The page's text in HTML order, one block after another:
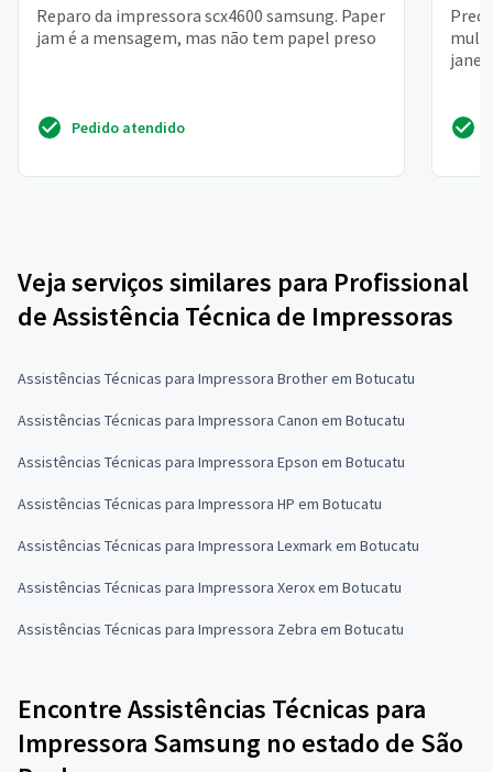
Reparo da impressora scx4600 samsung. Paper
jam é a mensagem, mas não tem papel preso
Pedido atendido
Veja serviços similares para Profissional
de Assistência Técnica de Impressoras
Assistências Técnicas para Impressora Brother em Botucatu
Assistências Técnicas para Impressora Canon em Botucatu
Assistências Técnicas para Impressora Epson em Botucatu
Assistências Técnicas para Impressora HP em Botucatu
Assistências Técnicas para Impressora Lexmark em Botucatu
Assistências Técnicas para Impressora Xerox em Botucatu
Assistências Técnicas para Impressora Zebra em Botucatu
Encontre Assistências Técnicas para
Impressora Samsung no estado de São